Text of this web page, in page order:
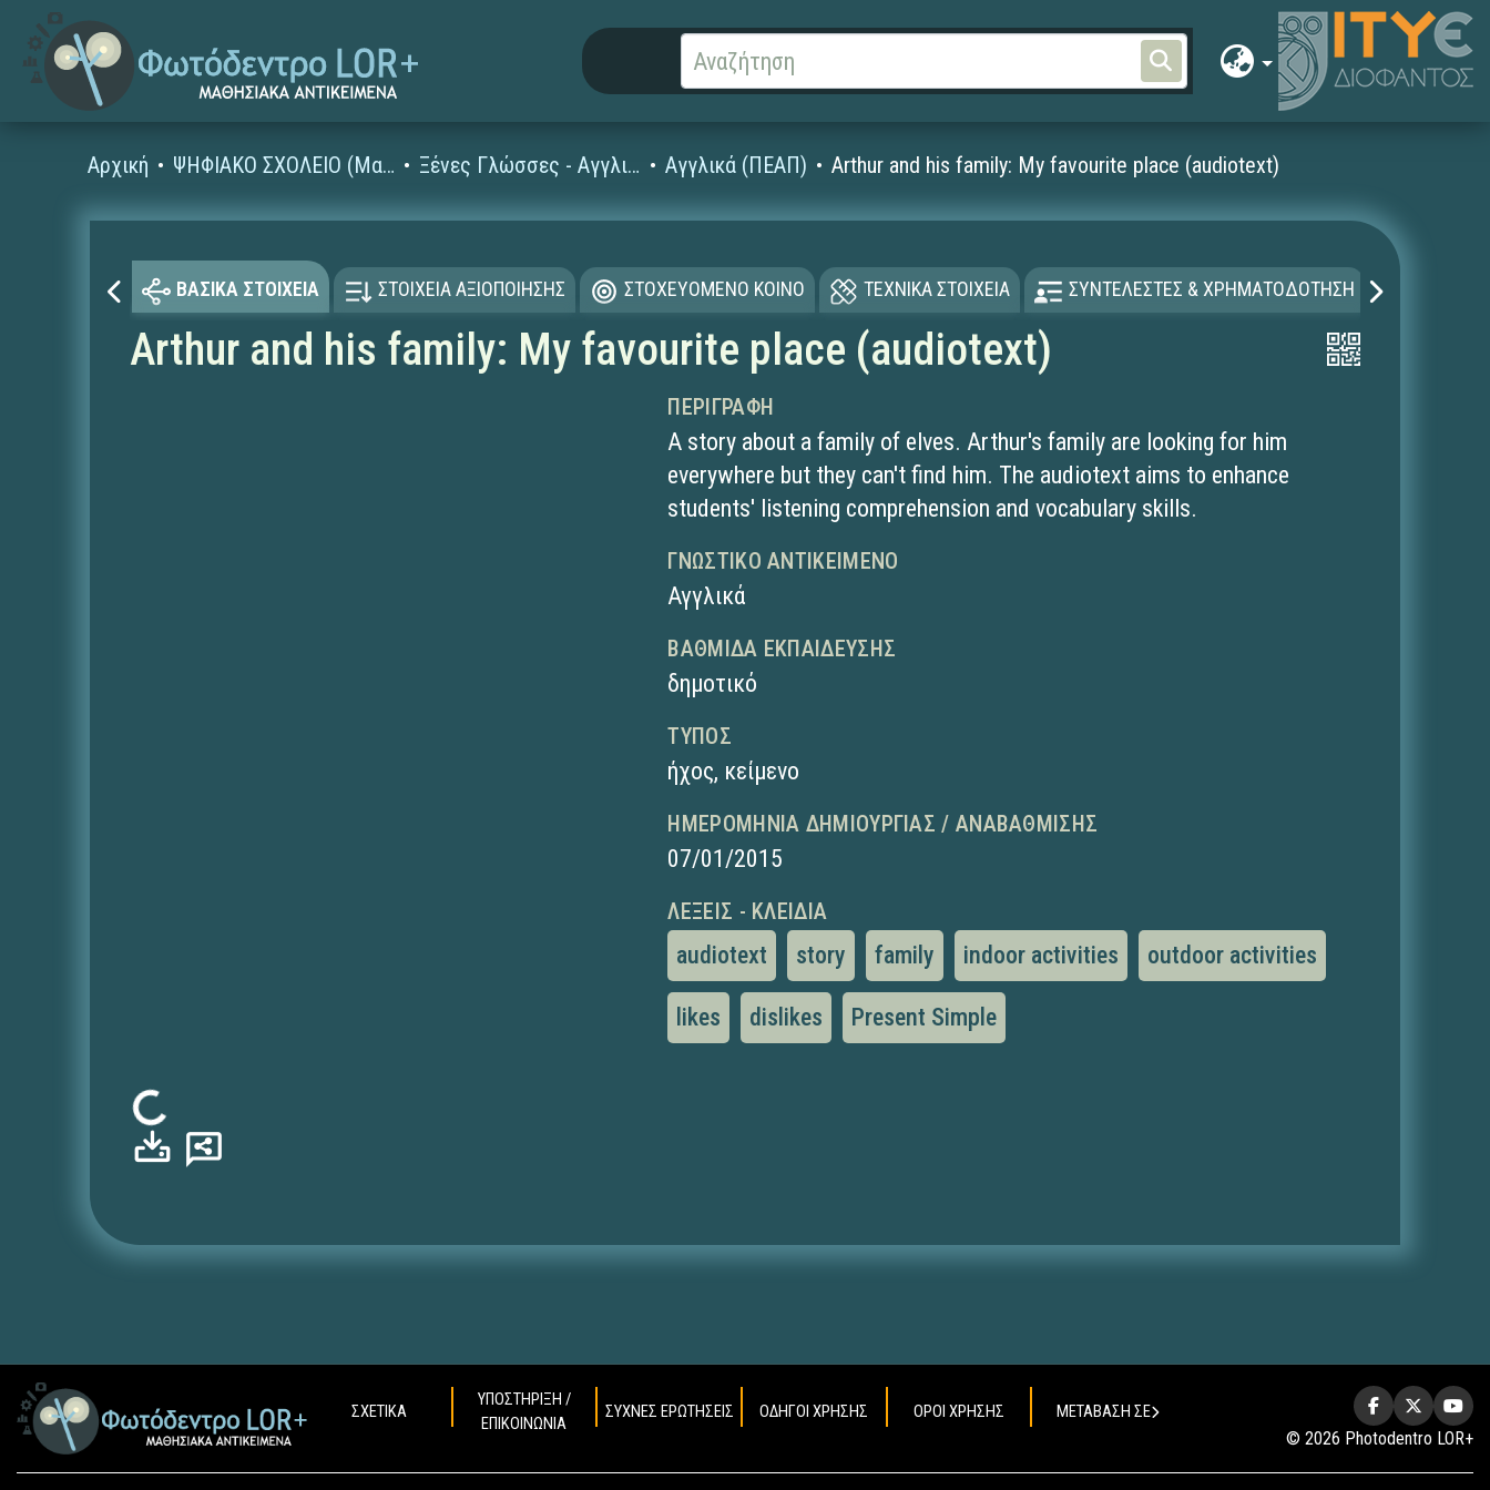
Αρχική ΨΗΦΙΑΚΟ ΣΧΟΛΕΙΟ (Μαθησιακά Αντικείμενα) Ξένες Γλώσσες - Αγγλικά Αγγλικά (ΠΕΑΠ) Arthur and his family: My favourite place (audiotext)
ΒΑΣΙΚΑ ΣΤΟΙΧΕΙΑ ΣΤΟΙΧΕΙΑ ΑΞΙΟΠΟΙΗΣΗΣ ΣΤΟΧΕΥΟΜΕΝΟ ΚΟΙΝΟ ΤΕΧΝΙΚΑ ΣΤΟΙΧΕΙΑ ΣΥΝΤΕΛΕΣΤΕΣ & ΧΡΗΜΑΤΟΔΟΤΗΣΗ
Arthur and his family: My favourite place (audiotext)
Φόρτωση...
ΠΕΡΙΓΡΑΦΉ
A story about a family of elves. Arthur's family are looking for him
everywhere but they can't find him. The audiotext aims to enhance
students' listening comprehension and vocabulary skills.
ΓΝΩΣΤΙΚΌ ΑΝΤΙΚΕΊΜΕΝΟ
Αγγλικά
ΒΑΘΜΊΔΑ ΕΚΠΑΊΔΕΥΣΗΣ
δημοτικό
ΤΎΠΟΣ
ήχος, κείμενο
ΗΜΕΡΟΜΗΝΊΑ ΔΗΜΙΟΥΡΓΊΑΣ / ΑΝΑΒΆΘΜΙΣΗΣ
07/01/2015
ΛΈΞΕΙΣ - ΚΛΕΙΔΙΆ
audiotext story family indoor activities outdoor activities
likes dislikes Present Simple
ΣΧΕΤΙΚΑ
ΥΠΟΣΤΗΡΙΞΗ /
ΕΠΙΚΟΙΝΩΝΙΑ
ΣΥΧΝΕΣ ΕΡΩΤΗΣΕΙΣ ΟΔΗΓΟΙ ΧΡΗΣΗΣ ΟΡΟΙ ΧΡΗΣΗΣ ΜΕΤΑΒΑΣΗ ΣΕ
© 2026 Photodentro LOR+